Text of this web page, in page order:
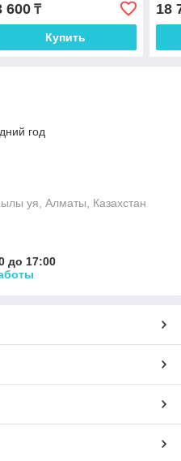
600₸
Купить
18
год
уя, Алматы, Казахстан
до 17:00